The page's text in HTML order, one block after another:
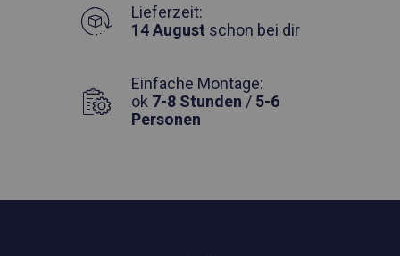
Lieferzeit:
14 August schon bei dir
Einfache Montage:
ok 7-8 Stunden / 5-6
Personen